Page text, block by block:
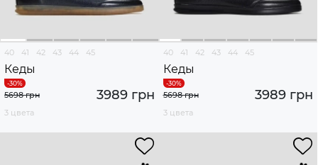
40 41 42 43 44 45
Кеды
3989 грн
5698 грн
3 цвета
40 41 42 43 44 45
Кеды
3989 грн
5698 грн
3 цвета